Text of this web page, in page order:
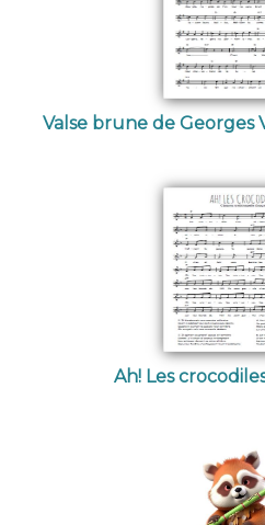
Valse brune de Georges
Ah! Les